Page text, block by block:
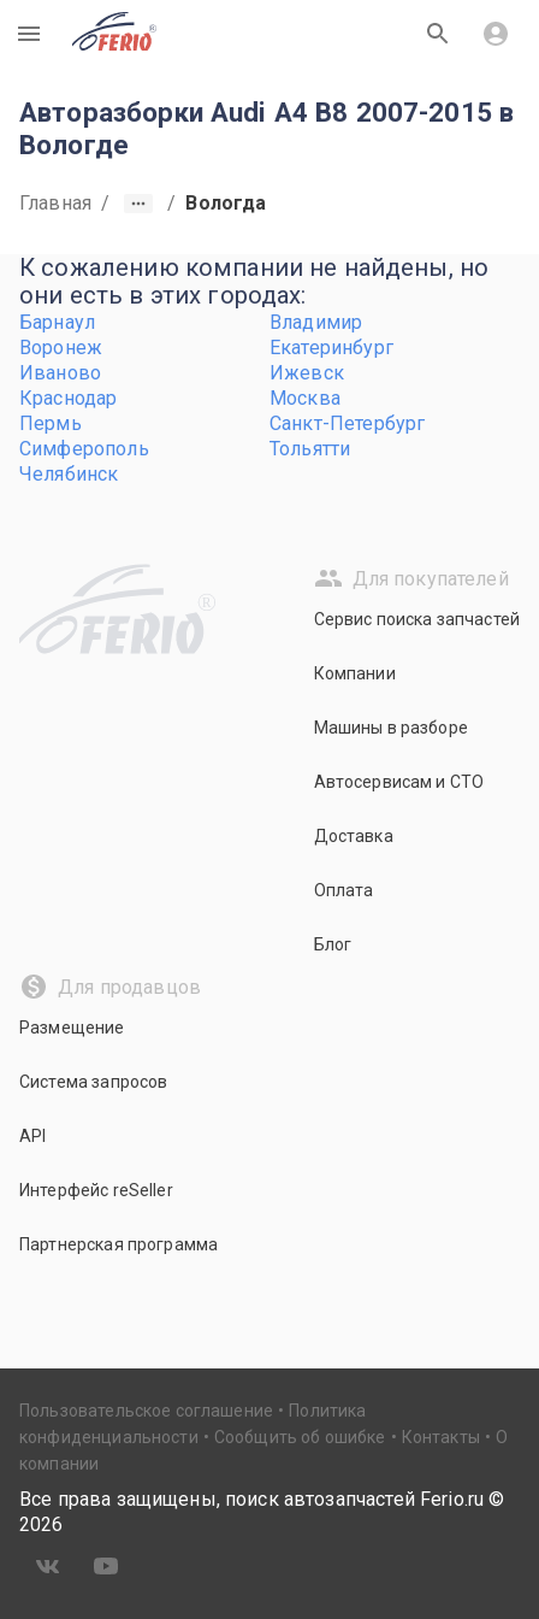
R
Авторазборки Audi A4 B8 2007-2015 в
Вологде
Главная / / Вологда
К сожалению компании не найдены, но
они есть в этих городах:
Барнаул
Владимир
Воронеж
Екатеринбург
Иваново
Ижевск
Краснодар
Москва
Пермь
Санкт-Петербург
Симферополь
Тольятти
Челябинск
R
Для покупателей
Сервис поиска запчастей
Компании
Машины в разборе
Автосервисам и СТО
Доставка
Оплата
Блог
Для продавцов
Размещение
Система запросов
API
Интерфейс reSeller
Партнерская программа
Пользовательское соглашение
Политика
конфиденциальности
Сообщить об ошибке Контакты
О
компании
Все права защищены, поиск автозапчастей Ferio.ru ©
2026